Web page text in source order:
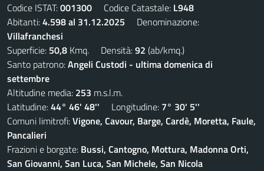
Codice ISTAT:001300 Codice Catastale: L948
Abitanti:4.598 al 31.12.2025 Denominazione:
Villafranchesi
Superficie: 50,8 Kmq. Densità:92 (ab/kmq.)
Santo patrono:Angeli Custodi - ultima domenica di
settembre
Altitudine media: 253 m.s.l.m.
Latitudine:44° 46' 48'' Longitudine: 7° 30' 5''
Comuni limitrofi:Vigone, Cavour, Barge, Cardè, Moretta, Faule,
Pancalieri
Frazioni e borgate: Bussi, Cantogno, Mottura, Madonna Orti,
San Giovanni, San Luca, San Michele, San Nicola